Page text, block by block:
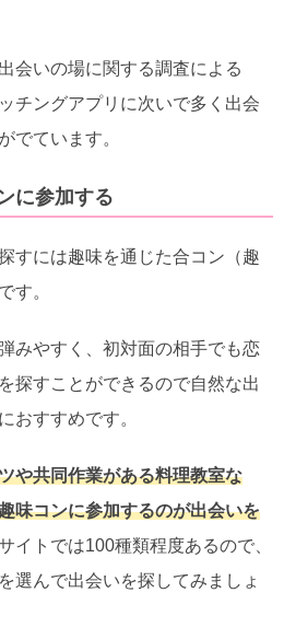
会いの場に関する調査による
チングアプリに次いで多く出会
でています。
に参加する
すには趣味を通じた合コン（趣
す。
みやすく、初対面の相手でも恋
探すことができるので自然な出
おすすめです。
や共同作業がある料理教室な
味コンに参加するのが出会いを
イトでは100種類程度あるので、
選んで出会いを探してみましょ